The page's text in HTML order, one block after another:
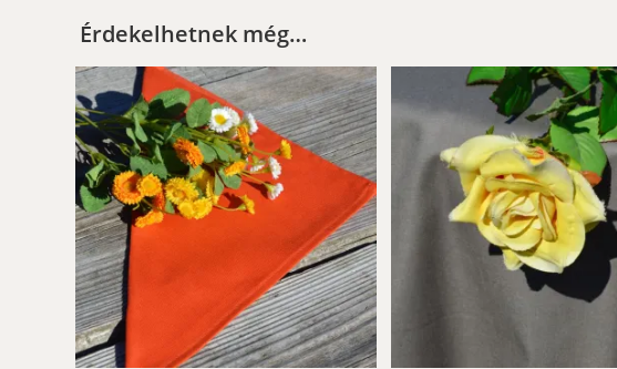
Érdekelhetnek még…